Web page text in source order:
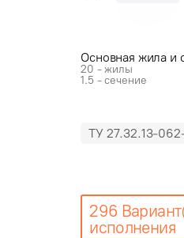
Основная жила и
20 - жилы
1.5 - сечение
ТУ 27.32.13-
296
исполнения